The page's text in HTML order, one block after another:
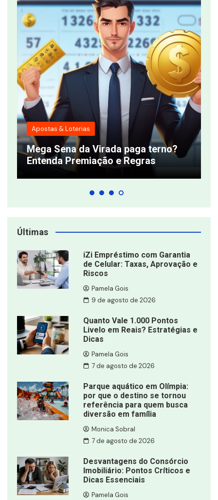
Apostas & Loterias
Mega Sena da Virada paga terno?
Entenda Premiação e Regras
Últimas
iZi Empréstimo com Garantia
de Celular: Taxas, Aprovação e
Riscos
Pamela Gois
9 de agosto de 2026
Quanto Vale 1.000 Pontos
Livelo em Reais? Estratégias e
Dicas
Pamela Gois
7 de agosto de 2026
Parque aquático em Olímpia:
por que o destino se tornou
referência para quem busca
diversão em família
Monica Sobral
7 de agosto de 2026
Desvantagens do Consórcio
Imobiliário: Pontos Críticos e
Dicas Essenciais
Pamela Gois